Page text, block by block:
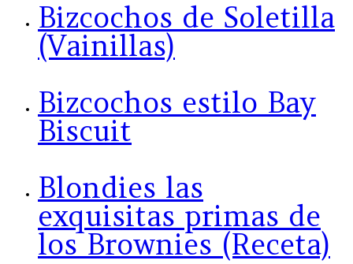
Bizcochos de Soletilla
(Vainillas)
Bizcochos estilo Bay
Biscuit
Blondies las
exquisitas primas de
los Brownies (Receta)